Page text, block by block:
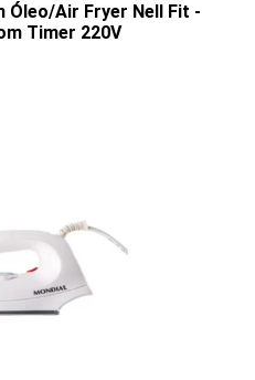
Óleo/Air Fryer Nell Fit -
Timer 220V